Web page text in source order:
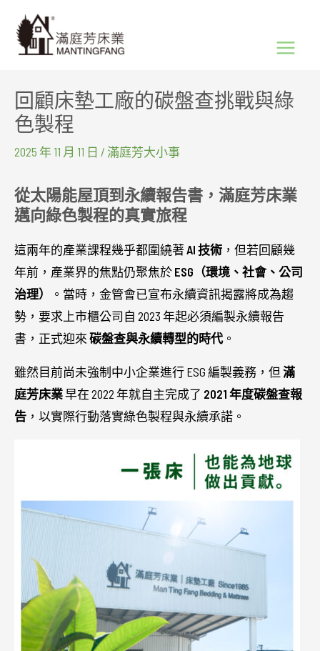
Menu
回顧床墊工廠的碳盤查挑戰與綠
色製程
2025 年 11 月 11 日 / 滿庭芳大小事
從太陽能屋頂到永續報告書，滿庭芳床業
邁向綠色製程的真實旅程
這兩年的產業課程幾乎都圍繞著 AI 技術 ，但若回顧幾
年前，產業界的焦點仍聚焦於 ESG（環境、社會、公司
治理）
。當時，金管會已宣布永續資訊揭露將成為趨
勢，要求上市櫃公司自 2023 年起必須編製永續報告
書，正式迎來 碳盤查與永續轉型的時代。
雖然目前尚未強制中小企業進行 ESG 編製義務，但 滿
庭芳床業早在 2022 年就自主完成了 2021 年度碳盤查報
告 ，以實際行動落實綠色製程與永續承諾。